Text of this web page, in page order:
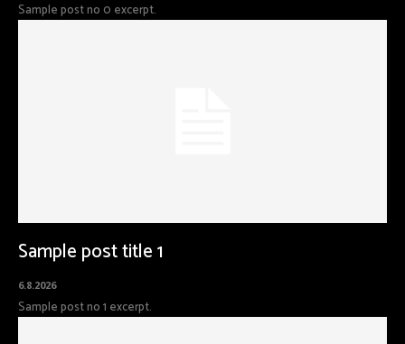
Sample post no 0 excerpt.
Sample post title 1
6.8.2026
Sample post no 1 excerpt.